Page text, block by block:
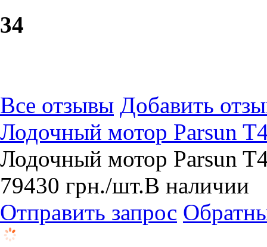
34
Все отзывы Добавить
Лодочный мотор Parsun
Лодочный мотор Parsun
79430 грн./шт.В наличии
Отправить запрос